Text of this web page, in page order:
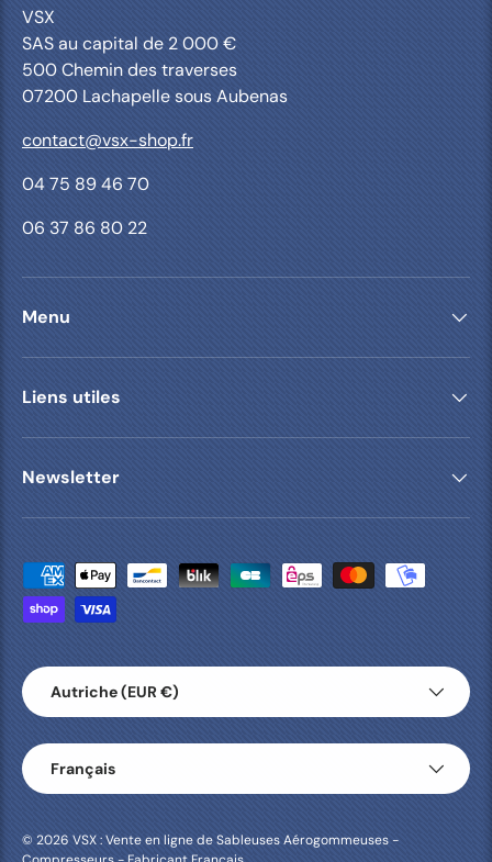
VSX
SAS au capital de 2 000 €
500 Chemin des traverses
07200 Lachapelle sous Aubenas
contact@vsx-shop.fr
04 75 89 46 70
06 37 86 80 22
Menu
Liens utiles
Newsletter
Moyens de paiement acceptés
Pays
Autriche (EUR €)
Langue
Français
© 2026 VSX : Vente en ligne de Sableuses Aérogommeuses -